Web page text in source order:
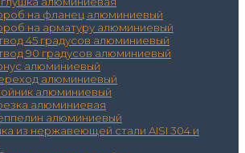
на фланец алюминиевый
на арматуру алюминиевый
45 градусов алюминиевый
90 градусов алюминиевый
алюминиевый
алюминиевый
алюминиевый
алюминиевая
алюминиевый
из нержавеющей стали AISI 304 и